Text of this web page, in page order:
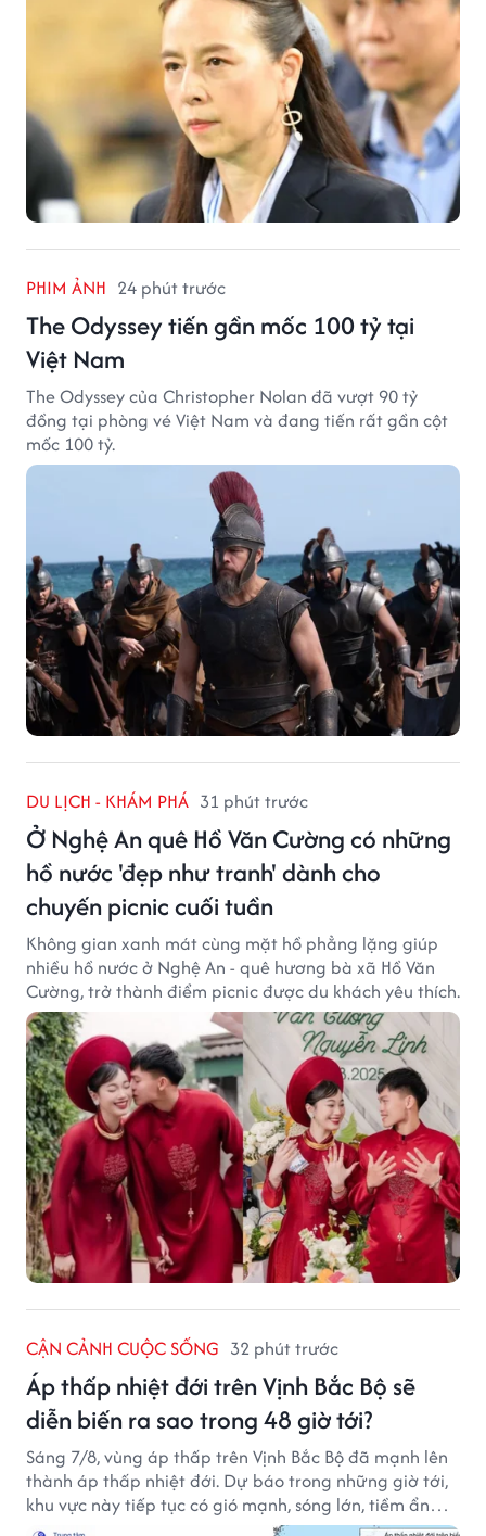
PHIM ẢNH 24 phút trước
The Odyssey tiến gần mốc 100 tỷ tại
Việt Nam
The Odyssey của Christopher Nolan đã vượt 90 tỷ
đồng tại phòng vé Việt Nam và đang tiến rất gần cột
mốc 100 tỷ.
DU LỊCH - KHÁM PHÁ 31 phút trước
Ở Nghệ An quê Hồ Văn Cường có những
hồ nước 'đẹp như tranh' dành cho
chuyến picnic cuối tuần
Không gian xanh mát cùng mặt hồ phẳng lặng giúp
nhiều hồ nước ở Nghệ An - quê hương bà xã Hồ Văn
Cường, trở thành điểm picnic được du khách yêu thích.
CẬN CẢNH CUỘC SỐNG 32 phút trước
Áp thấp nhiệt đới trên Vịnh Bắc Bộ sẽ
diễn biến ra sao trong 48 giờ tới?
Sáng 7/8, vùng áp thấp trên Vịnh Bắc Bộ đã mạnh lên
thành áp thấp nhiệt đới. Dự báo trong những giờ tới,
khu vực này tiếp tục có gió mạnh, sóng lớn, tiềm ẩn
nhiều nguy cơ đối với hoạt động của tàu thuyền trên